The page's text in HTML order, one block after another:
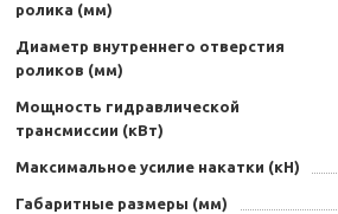
ролика (мм)
Диаметр внутреннего отверстия
роликов (мм)
Мощность гидравлической
трансмиссии (кВт)
Максимальное усилие накатки (кН)
Габаритные размеры (мм)